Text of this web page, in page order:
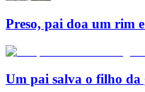
Preso, pai doa um rim
Um pai salva o filho da